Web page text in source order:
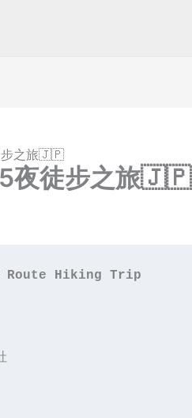
步之旅🇯🇵
5夜徒步之旅🇯🇵
Route Hiking Trip